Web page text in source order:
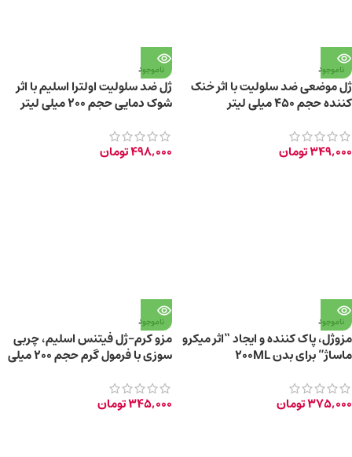
ناموجود
ژل موضعی ضد سلولیت با اثر خنک
کننده حجم ۴۵۰ میلی لیتر
349,000تومان
ناموجود
ژل ضد سلولیت اولترا اسلیم با اثر
شوک دمایی حجم ۲۰۰ میلی لیتر
498,000تومان
ناموجود
مزوژل، پاک کننده و ایجاد “اثر میکرو
ماساژ” برای بدن 200ML
375,000تومان
ناموجود
مزو کرم-ژل فیتنس اسلیم، چربی
سوزی با فرمول گرم حجم 200 میلی
345,000تومان